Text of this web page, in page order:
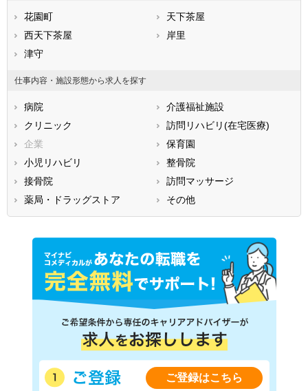
静岡県
滋賀県
兵庫県
香川県
高知県
福岡県
長崎県
熊本県
鹿児島県
花園町
天下茶屋
西天下茶屋
岸里
津守
仕事内容・施設形態から求人を探す
病院
介護福祉施設
クリニック
訪問リハビリ(在宅医療)
企業
保育園
小児リハビリ
整骨院
接骨院
訪問マッサージ
薬局・ドラッグストア
その他
ご登録はこちら